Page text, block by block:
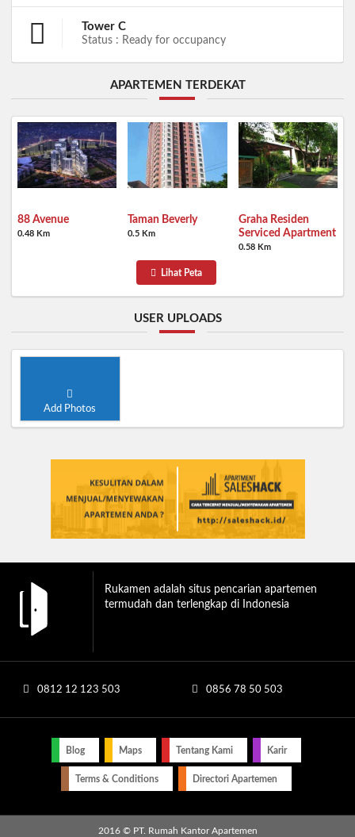
Tower C
Status : Ready for occupancy
APARTEMEN TERDEKAT
88 Avenue
0.48 Km
Taman Beverly
0.5 Km
Graha Residen
Serviced Apartment
0.58 Km
Lihat Peta
USER UPLOADS
Add Photos
Rukamen adalah situs pencarian apartemen
termudah dan terlengkap di Indonesia
0812 12 123 503 0856 78 50 503
Blog Maps Tentang Kami Karir
Terms & Conditions Directori Apartemen
2016 © PT. Rumah Kantor Apartemen